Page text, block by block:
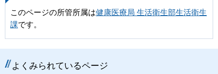
このページの所管所属は健康医療局 生活衛生部生活衛生
課です。
よくみられているページ